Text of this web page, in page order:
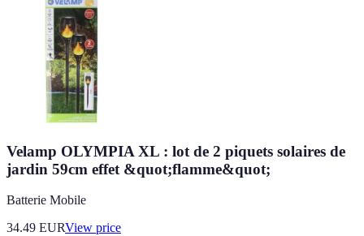
Velamp OLYMPIA XL : lot de 2 piquets solaires de
jardin 59cm effet &quot;flamme&quot;
Batterie Mobile
34.49 EURView price